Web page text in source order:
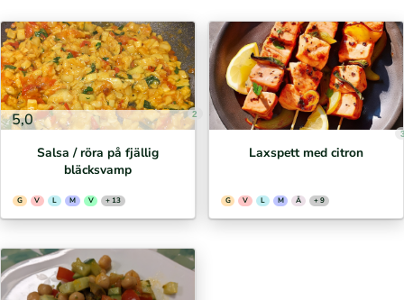
5,0 2
Salsa / röra på fjällig
bläcksvamp
G V L M V + 13
Laxspett med citron
G V L M Ä + 9